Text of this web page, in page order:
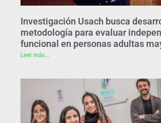
Investigación Usach busca
metodología para evaluar
funcional en personas adultas
Leer más...